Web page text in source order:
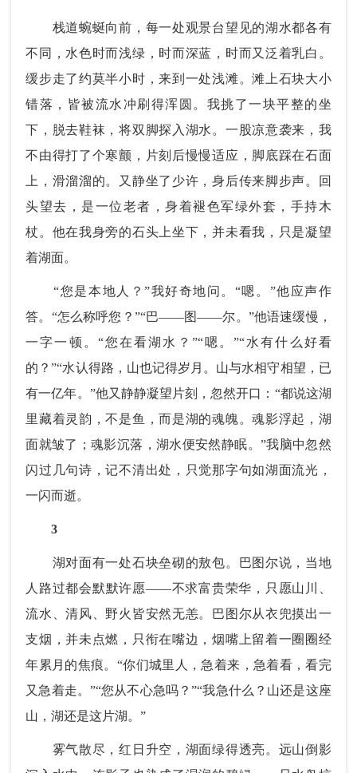
栈道蜿蜒向前，每一处观景台望见的湖水都各有
不同，水色时而浅绿，时而深蓝，时而又泛着乳白。
缓步走了约莫半小时，来到一处浅滩。滩上石块大小
错落，皆被流水冲刷得浑圆。我挑了一块平整的坐
下，脱去鞋袜，将双脚探入湖水。一股凉意袭来，我
不由得打了个寒颤，片刻后慢慢适应，脚底踩在石面
上，滑溜溜的。又静坐了少许，身后传来脚步声。回
头望去，是一位老者，身着褪色军绿外套，手持木
杖。他在我身旁的石头上坐下，并未看我，只是凝望
着湖面。
“您是本地人？”我好奇地问。“嗯。”他应声作
答。“怎么称呼您？”“巴——图——尔。”他语速缓慢，
一字一顿。“您在看湖水？”“嗯。”“水有什么好看
的？”“水认得路，山也记得岁月。山与水相守相望，已
有一亿年。”他又静静凝望片刻，忽然开口：“都说这湖
里藏着灵韵，不是鱼，而是湖的魂魄。魂影浮起，湖
面就皱了；魂影沉落，湖水便安然静眠。”我脑中忽然
闪过几句诗，记不清出处，只觉那字句如湖面流光，
一闪而逝。
3
湖对面有一处石块垒砌的敖包。巴图尔说，当地
人路过都会默默许愿——不求富贵荣华，只愿山川、
流水、清风、野火皆安然无恙。巴图尔从衣兜摸出一
支烟，并未点燃，只衔在嘴边，烟嘴上留着一圈圈经
年累月的焦痕。“你们城里人，急着来，急着看，看完
又急着走。”“您从不心急吗？”“我急什么？山还是这座
山，湖还是这片湖。”
雾气散尽，红日升空，湖面绿得透亮。远山倒影